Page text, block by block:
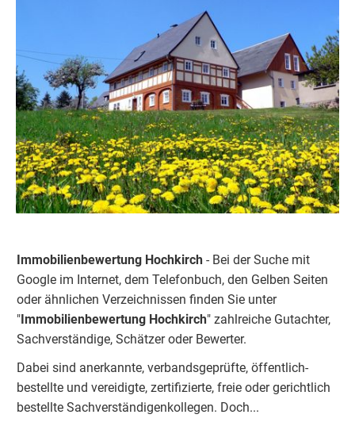
Immobilienbewertung Hochkirch - Bei der Suche mit
Google im Internet, dem Telefonbuch, den Gelben Seiten
oder ähnlichen Verzeichnissen finden Sie unter
" Immobilienbewertung Hochkirch" zahlreiche Gutachter,
Sachverständige, Schätzer oder Bewerter.
Dabei sind anerkannte, verbandsgeprüfte, öffentlich-
bestellte und vereidigte, zertifizierte, freie oder gerichtlich
bestellte Sachverständigenkollegen. Doch...